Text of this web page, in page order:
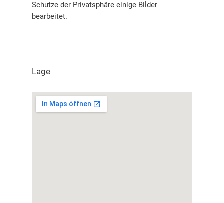
Schutze der Privatsphäre einige Bilder
bearbeitet.
Lage